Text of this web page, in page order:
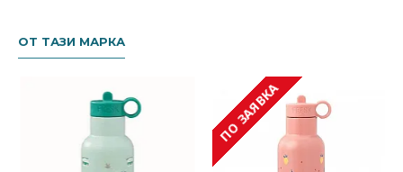
ОТ ТАЗИ МАРКА
ПО ЗАЯВКА